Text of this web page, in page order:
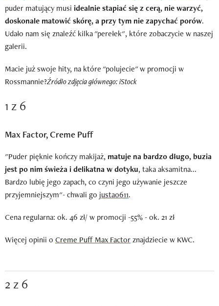
puder matujący musi idealnie stapiać się z cerą, nie warzyć,
doskonale matowić skórę, a przy tym nie zapychać porów.
Udało nam się znaleźć kilka "perełek", które zobaczycie w naszej
galerii.
Macie już swoje hity, na które "polujecie" w promocji w
Rossmannie?Źródło zdjęcia głównego: iStock
1 z 6
Max Factor, Creme Puff
"Puder pięknie kończy makijaż, matuje na bardzo długo, buzia
jest po nim świeża i delikatna w dotyku, taka aksamitna...
Bardzo lubię jego zapach, co czyni jego używanie jeszcze
przyjemniejszym"- chwali go justa0611.
Cena regularna: ok. 46 zł/ w promocji -55% - ok. 21 zł
Więcej opinii o Creme Puff Max Factorznajdziecie w KWC.
2 z 6